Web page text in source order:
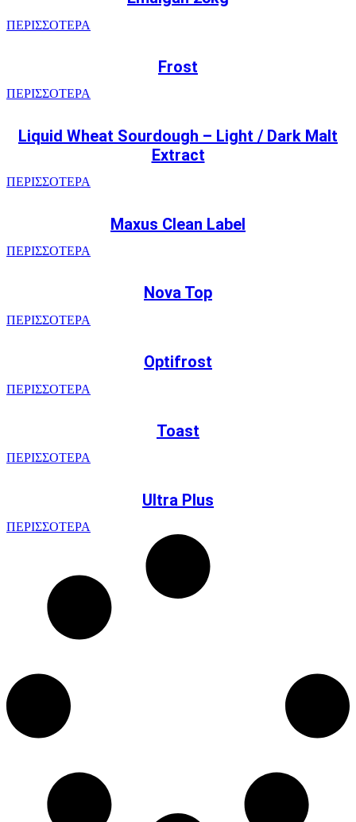
ΠΕΡΙΣΣΟΤΕΡΑ
Frost
ΠΕΡΙΣΣΟΤΕΡΑ
Liquid Wheat Sourdough – Light / Dark Malt
Extract
ΠΕΡΙΣΣΟΤΕΡΑ
Maxus Clean Label
ΠΕΡΙΣΣΟΤΕΡΑ
Nova Top
ΠΕΡΙΣΣΟΤΕΡΑ
Optifrost
ΠΕΡΙΣΣΟΤΕΡΑ
Toast
ΠΕΡΙΣΣΟΤΕΡΑ
Ultra Plus
ΠΕΡΙΣΣΟΤΕΡΑ